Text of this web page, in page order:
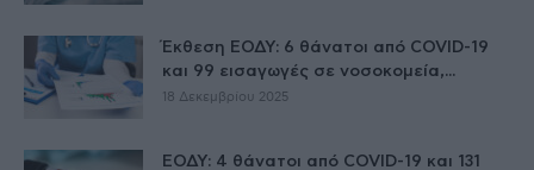
Έκθεση ΕΟΔΥ: 6 θάνατοι από COVID-19
και 99 εισαγωγές σε νοσοκομεία,...
18 Δεκεμβρίου 2025
ΕΟΔΥ: 4 θάνατοι από COVID-19 και 131